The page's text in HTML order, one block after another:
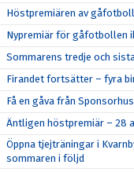
Höstpremiären av
Nypremiär för gåfotbollen
Sommarens tredje och
Firandet fortsätter – fyra
Få en gåva från
Äntligen höstpremiär – 28
Öppna tjejträningar i
sommaren i följd